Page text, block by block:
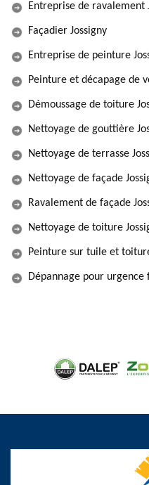
Entreprise de ravalement
Façadier Jossigny
Entreprise de peinture
Peinture et décapage de
Démoussage de toiture
Nettoyage de gouttière
Nettoyage de terrasse
Nettoyage de façade
Ravalement de façade
Nettoyage de toiture
Peinture sur tuile et
Dépannage pour